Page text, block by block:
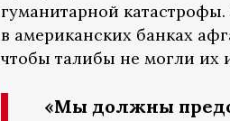
гуманитарной
в американских банках
чтобы талибы не могли их
«Мы должны